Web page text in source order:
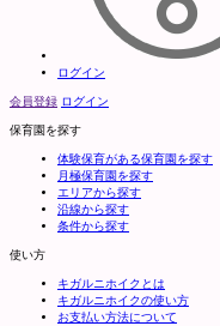
ログイン
会員登録 ログイン
保育園を探す
体験保育がある保育園を探す
月極保育園を探す
エリアから探す
沿線から探す
条件から探す
使い方
キガルニホイクとは
キガルニホイクの使い方
お支払い方法について